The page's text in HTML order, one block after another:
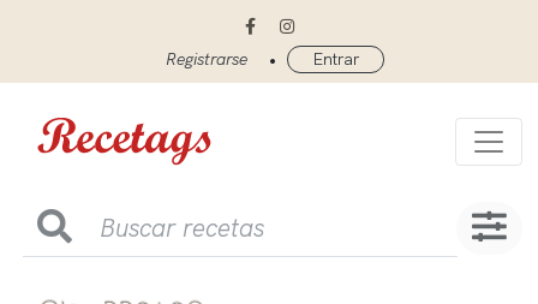
Registrarse • Entrar